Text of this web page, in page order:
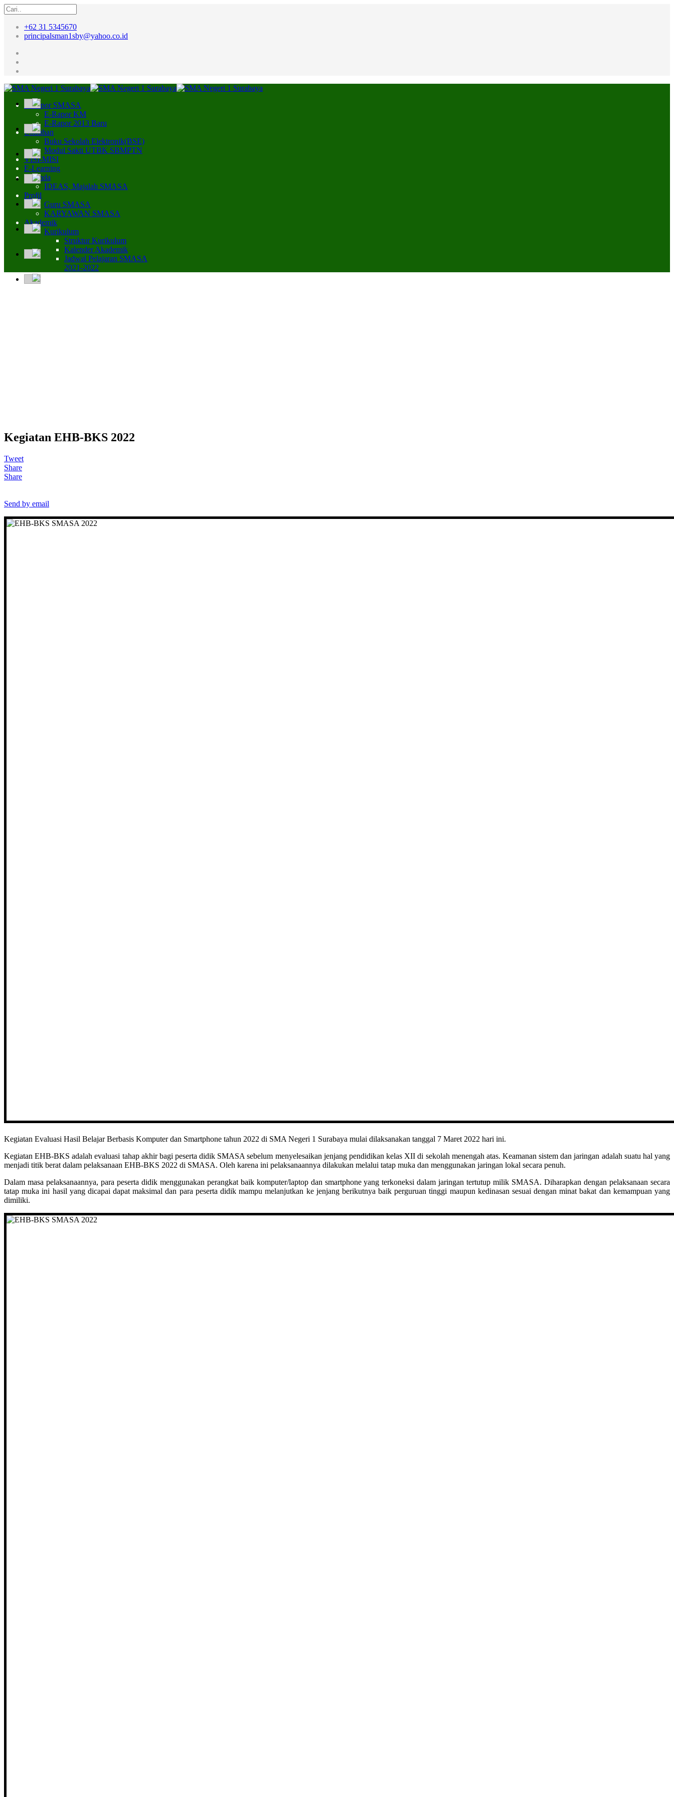
+62 31 5345670
principalsman1sby@yahoo.co.id
E-Rapor SMASA
E-Rapor KM
E-Rapor 2013 Baru
Unduhan
Buku Sekolah Elektronik(BSE)
Modul Sakti UTBK SBMPTN
VISI-MISI
E-Learning
Beranda
IDEAS, Majalah SMASA
Profil
Guru SMASA
KARYAWAN SMASA
Akademik
Kurikulum
Struktur Kurikulum
Kalender Akademik
Jadwal Pelajaran SMASA
2021-2022
Kegiatan EHB-BKS 2022
Tweet
Share
Share
Send by email
Kegiatan Evaluasi Hasil Belajar Berbasis Komputer dan Smartphone tahun 2022 di SMA Negeri 1 Surabaya mulai dilaksanakan tanggal 7 Maret 2022 hari ini.
Kegiatan EHB-BKS adalah evaluasi tahap akhir bagi peserta didik SMASA sebelum menyelesaikan jenjang pendidikan kelas XII di sekolah menengah atas. Keamanan sistem dan jaringan adalah suatu hal yang
menjadi titik berat dalam pelaksanaan EHB-BKS 2022 di SMASA. Oleh karena ini pelaksanaannya dilakukan melalui tatap muka dan menggunakan jaringan lokal secara penuh.
Dalam masa pelaksanaannya, para peserta didik menggunakan perangkat baik komputer/laptop dan smartphone yang terkoneksi dalam jaringan tertutup milik SMASA. Diharapkan dengan pelaksanaan secara
tatap muka ini hasil yang dicapai dapat maksimal dan para peserta didik mampu melanjutkan ke jenjang berikutnya baik perguruan tinggi maupun kedinasan sesuai dengan minat bakat dan kemampuan yang
dimiliki.